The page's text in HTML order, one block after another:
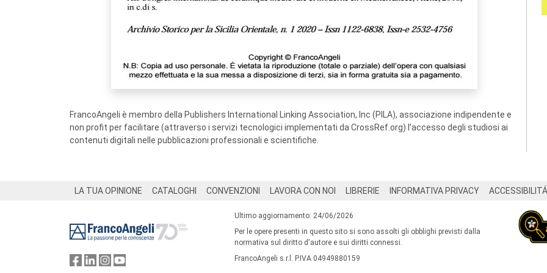
FrancoAngeli è membro della Publishers International Linking Association, Inc (PILA), associazione indipendente e
non profit per facilitare (attraverso i servizi tecnologici implementati da CrossRef.org) l’accesso degli studiosi ai
contenuti digitali nelle pubblicazioni professionali e scientifiche.
LA TUA OPINIONE CATALOGHI CONVENZIONI LAVORA CON NOI LIBRERIE INFORMATIVA PRIVACY ACCESSIBILITÁ
Ultimo aggiornamento: 24/06/2026
Per le opere presenti in questo sito si sono assolti gli obblighi previsti dalla
normativa sul diritto d'autore e sui diritti connessi.
FrancoAngeli s.r.l. P.IVA 04949880159